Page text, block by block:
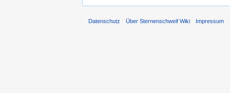
Datenschutz Über Sternenschweif Wiki Impressum